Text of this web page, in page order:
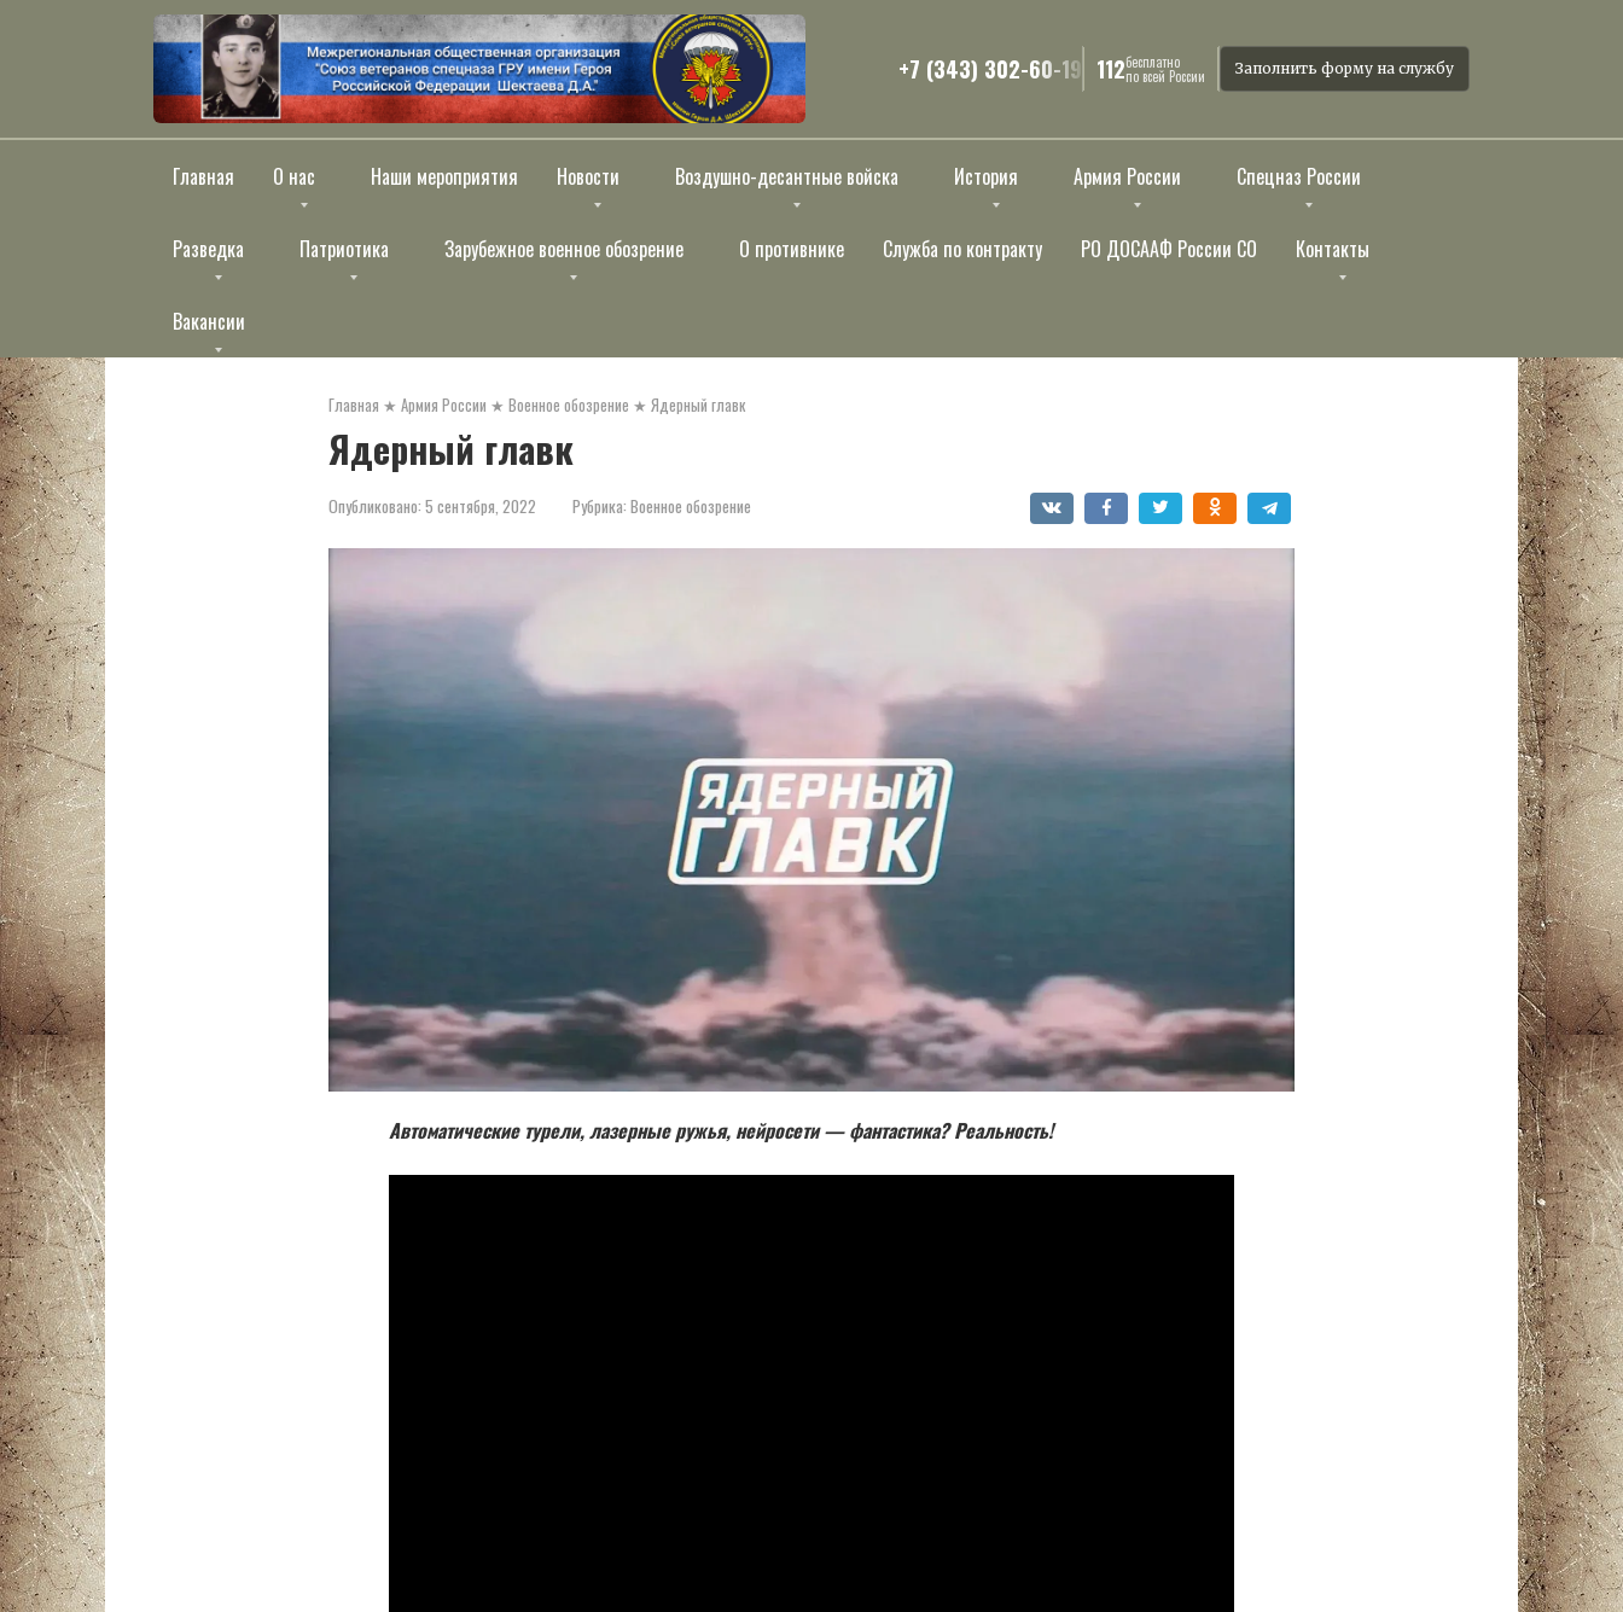
+7 (343) 302-60-19 112бесплатно
по всей России Заполнить форму на службу
Главная О нас Наши мероприятия Новости Воздушно-десантные войска История Армия России Спецназ России
Разведка Патриотика Зарубежное военное обозрение О противнике Служба по контракту РО ДОСААФ России СО Контакты
Вакансии
Главная ★ Армия России ★ Военное обозрение ★ Ядерный главк
Ядерный главк
Опубликовано: 5 сентября, 2022 Рубрика: Военное обозрение
Автоматические турели, лазерные ружья, нейросети — фантастика? Реальность!